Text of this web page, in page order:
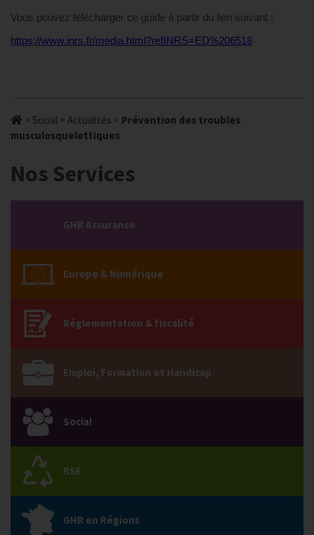
Vous pouvez télécharger ce guide à partir du lien suivant :
https://www.inrs.fr/media.html?refINRS=ED%206518
> Social > Actualités > Prévention des troubles
musculosquelettiques
Nos Services
GHR Assurance
Europe & Numérique
Réglementation & fiscalité
Emploi, Formation et Handicap
Social
RSE
GHR en Régions